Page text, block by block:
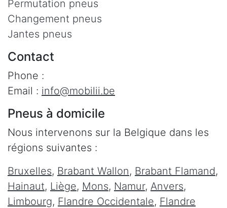
Permutation pneus
Changement pneus
Jantes pneus
Contact
Phone :
Email : info@mobilii.be
Pneus à domicile
Nous intervenons sur la Belgique dans les
régions suivantes :
Bruxelles, Brabant Wallon, Brabant Flamand,
Hainaut, Liège, Mons, Namur, Anvers,
Limbourg, Flandre Occidentale, Flandre